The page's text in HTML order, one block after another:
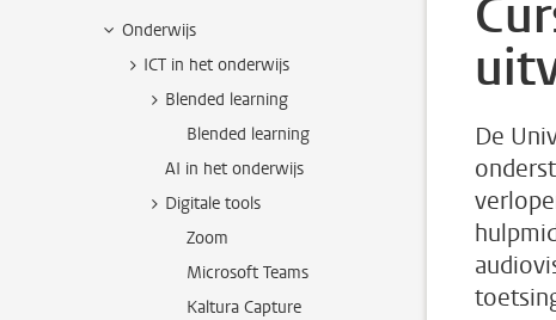
Onderwijs
ICT in het onderwijs
Blended learning
Blended learning
AI in het onderwijs
Digitale tools
Zoom
Microsoft Teams
Kaltura Capture
De